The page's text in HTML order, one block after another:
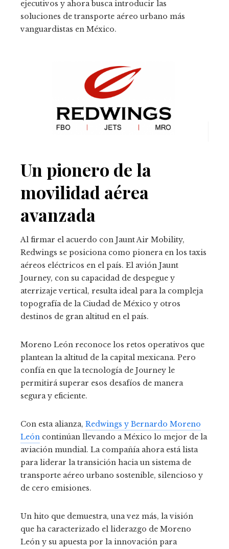
ejecutivos y ahora busca introducir las
soluciones de transporte aéreo urbano más
vanguardistas en México.
Un pionero de la
movilidad aérea
avanzada
Al firmar el acuerdo con Jaunt Air Mobility,
Redwings se posiciona como pionera en los taxis
aéreos eléctricos en el país. El avión Jaunt
Journey, con su capacidad de despegue y
aterrizaje vertical, resulta ideal para la compleja
topografía de la Ciudad de México y otros
destinos de gran altitud en el país.
Moreno León reconoce los retos operativos que
plantean la altitud de la capital mexicana. Pero
confía en que la tecnología de Journey le
permitirá superar esos desafíos de manera
segura y eficiente.
Con esta alianza, Redwings y Bernardo Moreno
León continúan llevando a México lo mejor de la
aviación mundial. La compañía ahora está lista
para liderar la transición hacia un sistema de
transporte aéreo urbano sostenible, silencioso y
de cero emisiones.
Un hito que demuestra, una vez más, la visión
que ha caracterizado el liderazgo de Moreno
León y su apuesta por la innovación para